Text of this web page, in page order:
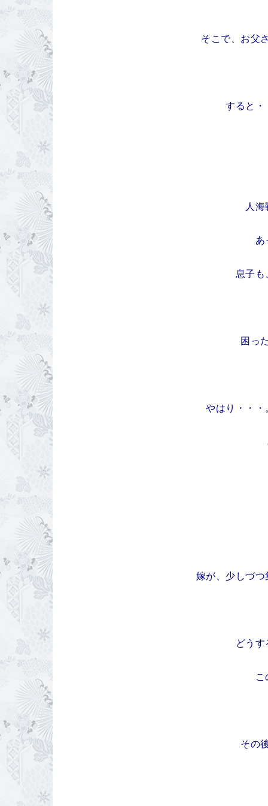
そこで、お
すると
人
息子も
困っ
やはり・・
嫁が、少しづ
どう
その